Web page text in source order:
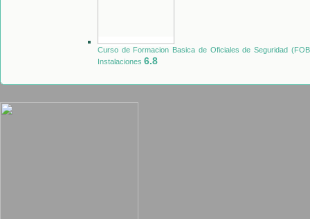
Curso de Formacion Basica de Oficiales de Seguridad
Instalaciones 6.8